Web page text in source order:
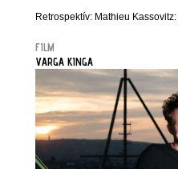
Retrospektív: Mathieu
FILM
VARGA KINGA